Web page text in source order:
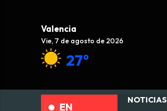
Valencia
Vie, 7 de agosto de 2026
27°
EN
NOTICIAS